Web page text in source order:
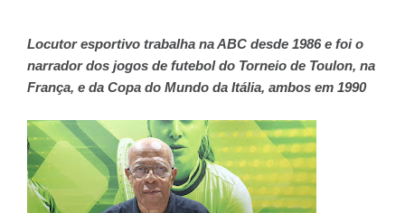
Locutor esportivo trabalha na ABC desde 1986 e foi o
narrador dos jogos de futebol do Torneio de Toulon, na
França, e da Copa do Mundo da Itália, ambos em 1990